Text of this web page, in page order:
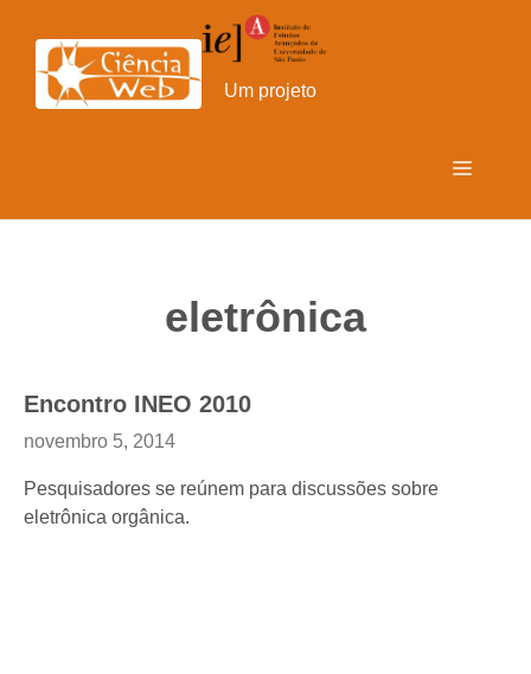
para
conteúdo
Um projeto
Menu
eletrônica
Encontro INEO 2010
novembro 5, 2014
Pesquisadores se reúnem para discussões sobre
eletrônica orgânica.